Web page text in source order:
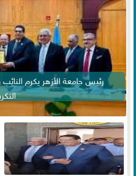
رئيس جامعة الأزهر يكرم